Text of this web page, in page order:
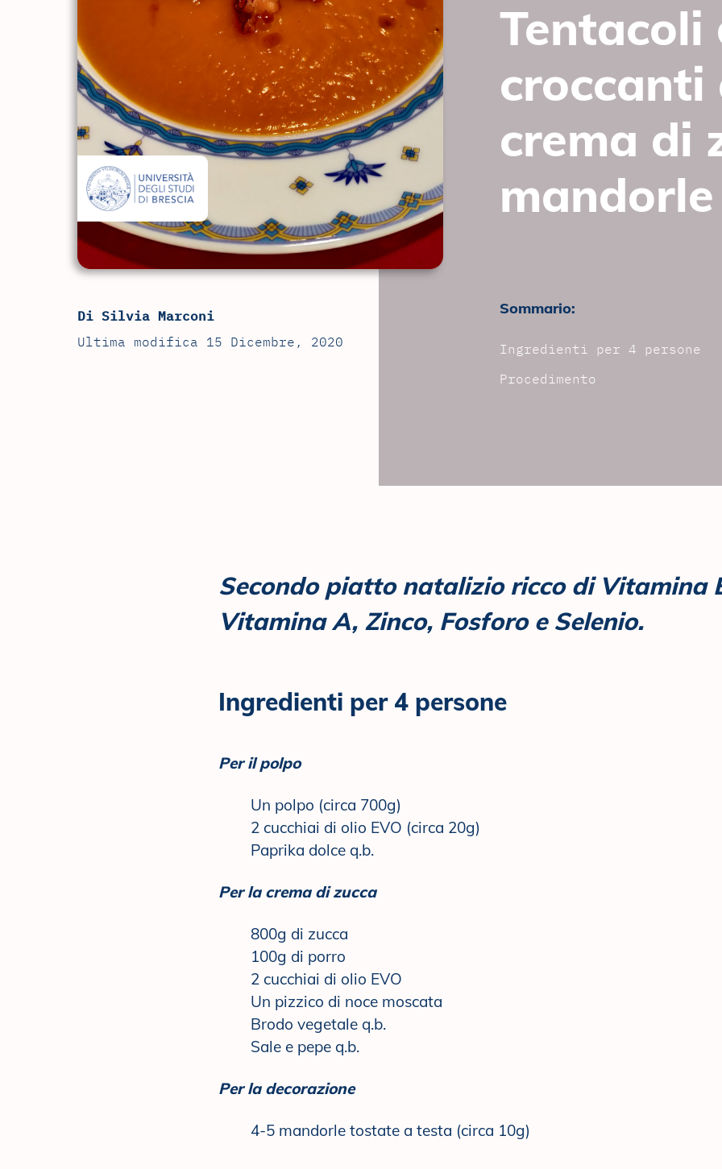
Di Silvia Marconi
Ultima modifica 15 Dicembre, 2020
Tentacoli
crema di
Sommario:
Ingredienti per 4 persone
Procedimento
Secondo piatto natalizio ricco di Vitamina
Vitamina A, Zinco, Fosforo e Selenio.
Ingredienti per 4 persone
Per il polpo
Un polpo (circa 700g)
2 cucchiai di olio EVO (circa 20g)
Paprika dolce q.b.
Per la crema di zucca
800g di zucca
100g di porro
2 cucchiai di olio EVO
Un pizzico di noce moscata
Brodo vegetale q.b.
Sale e pepe q.b.
Per la decorazione
4-5 mandorle tostate a testa (circa 10g)